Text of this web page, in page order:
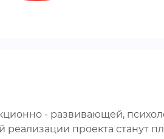
- развивающей,
проекта станут